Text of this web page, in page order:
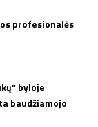
profesionalės
byloje
baudžiamojo